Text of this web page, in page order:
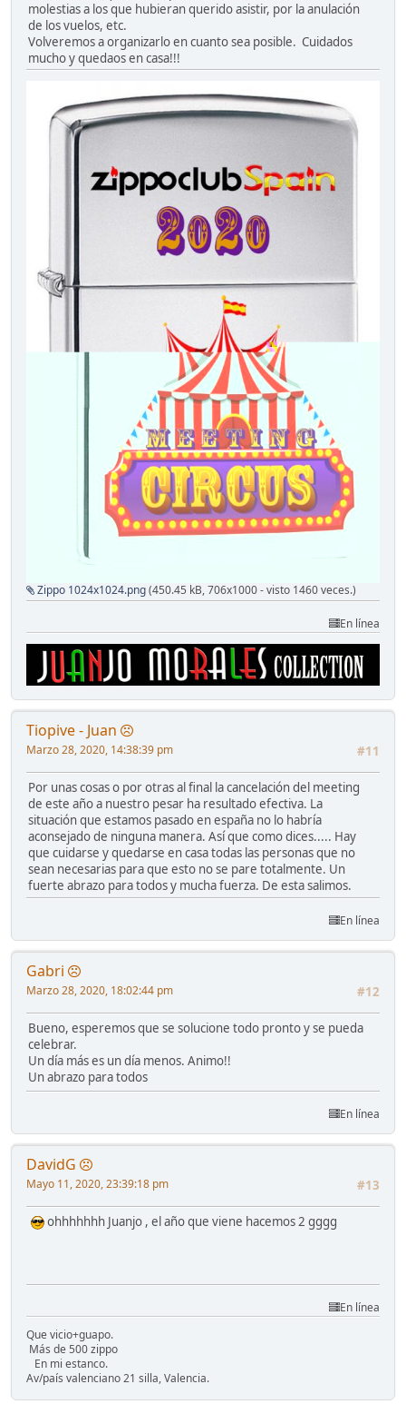
molestias a los que hubieran querido asistir, por la anulación
de los vuelos, etc.
Volveremos a organizarlo en cuanto sea posible. Cuidados
mucho y quedaos en casa!!!
Zippo 1024x1024.png(450.45 kB, 706x1000 - visto 1460 veces.)
En línea
Tiopive - Juan
#11
Marzo 28, 2020, 14:38:39 pm
Por unas cosas o por otras al final la cancelación del meeting
de este año a nuestro pesar ha resultado efectiva. La
situación que estamos pasado en españa no lo habría
aconsejado de ninguna manera. Así que como dices..... Hay
que cuidarse y quedarse en casa todas las personas que no
sean necesarias para que esto no se pare totalmente. Un
fuerte abrazo para todos y mucha fuerza. De esta salimos.
En línea
Gabri
#12
Marzo 28, 2020, 18:02:44 pm
Bueno, esperemos que se solucione todo pronto y se pueda
celebrar.
Un día más es un día menos. Animo!!
Un abrazo para todos
En línea
DavidG
#13
Mayo 11, 2020, 23:39:18 pm
ohhhhhhh Juanjo , el año que viene hacemos 2 gggg
En línea
Que vicio+guapo.
Más de 500 zippo
En mi estanco.
Av/país valenciano 21 silla, Valencia.